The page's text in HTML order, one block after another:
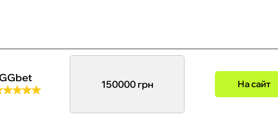
GGbet
150000 грн На сайт